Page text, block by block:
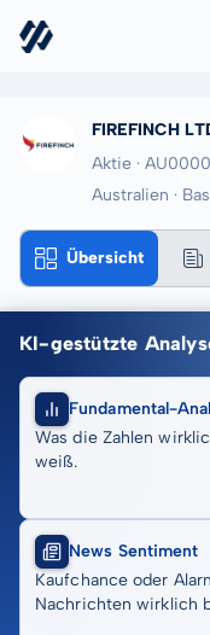
FIREFINCH
Aktie ·
Australien ·
Übersicht
KI-gestützte
Fundamental-
Was die Zahlen
weiß.
News Sentiment
Kaufchance oder
Nachrichten wirklich